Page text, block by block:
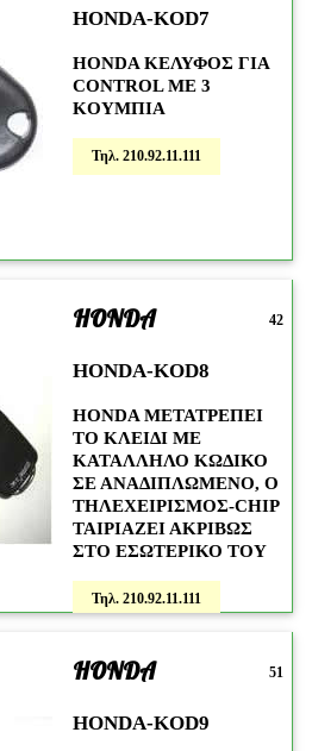
HONDA-KOD7
HONDA KΕΛΥΦΟΣ ΓΙΑ
CONTROL ME 3
KOYMΠΙΑ
Τηλ. 210.92.11.111
HONDA
HONDA-KOD8
HONDA ΜΕΤΑΤΡΕΠΕΙ
ΤΟ ΚΛΕΙΔΙ ΜΕ
ΚΑΤΑΛΛΗΛΟ ΚΩΔΙΚΟ
ΣΕ ΑΝΑΔΙΠΛΩΜΕΝΟ, Ο
ΤΗΛΕΧΕΙΡΙΣΜΟΣ-CHIP
ΤΑΙΡΙΑΖΕΙ ΑΚΡΙΒΩΣ
ΣΤΟ ΕΣΩΤΕΡΙΚΟ ΤΟΥ
Τηλ. 210.92.11.111
42
HONDA
HONDA-KOD9
51